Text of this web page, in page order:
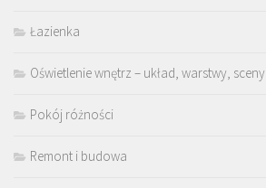
Łazienka
Oświetlenie wnętrz – układ, warstwy, sceny
Pokój różności
Remont i budowa